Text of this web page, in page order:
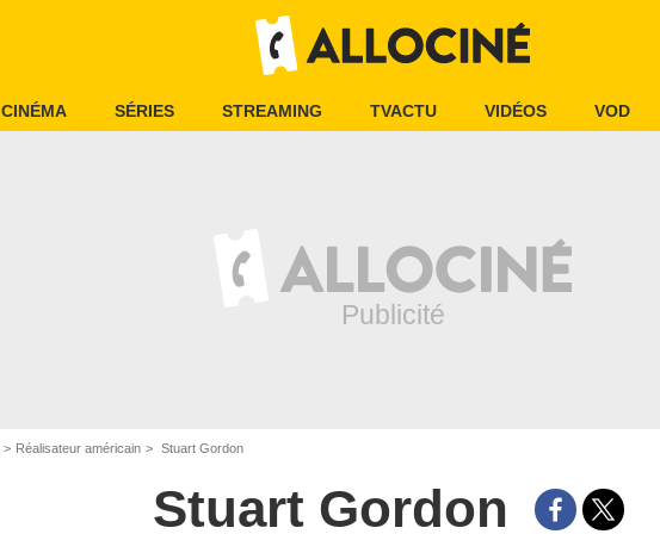
CINÉMA SÉRIES STREAMING TVACTU VIDÉOS VOD
Réalisateur américain Stuart Gordon
Stuart Gordon